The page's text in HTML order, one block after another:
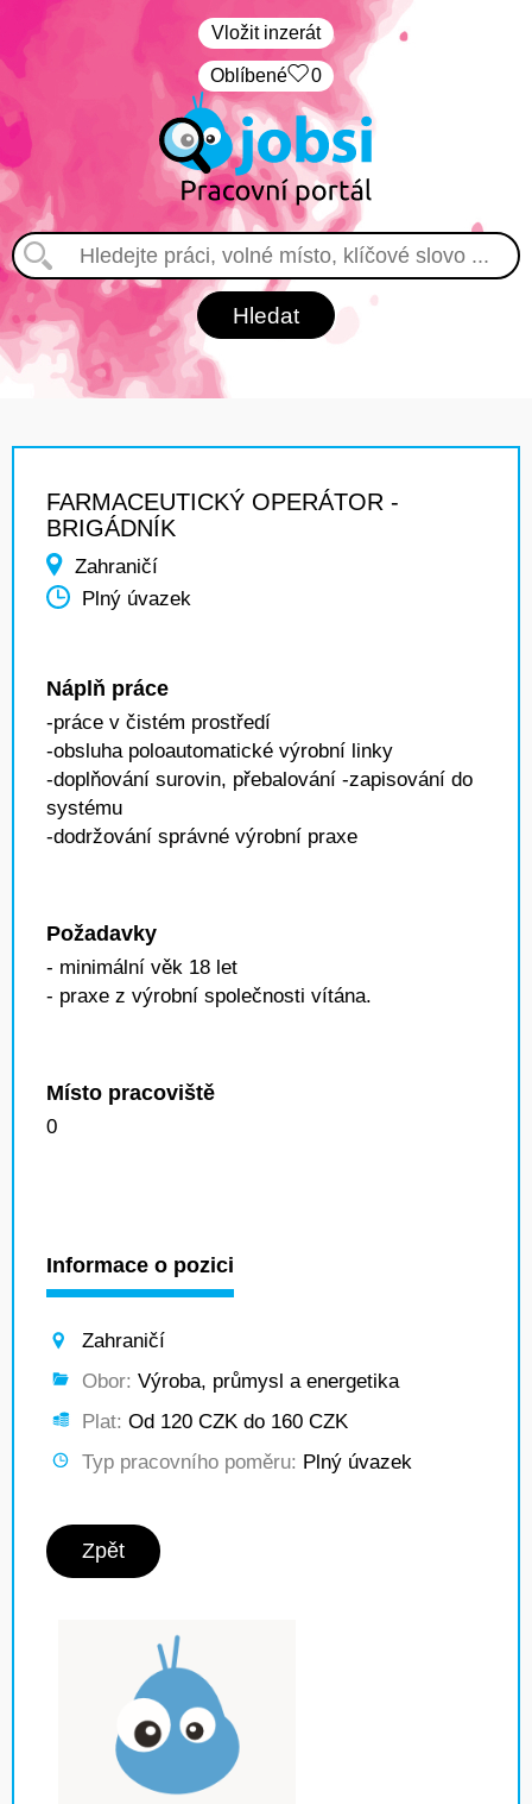
Vložit inzerát
Oblíbené 0
FARMACEUTICKÝ OPERÁTOR -
BRIGÁDNÍK
Zahraničí
Plný úvazek
Náplň práce
-práce v čistém prostředí
-obsluha poloautomatické výrobní linky
-doplňování surovin, přebalování -zapisování do
systému
-dodržování správné výrobní praxe
Požadavky
- minimální věk 18 let
- praxe z výrobní společnosti vítána.
Místo pracoviště
0
Informace o pozici
Zahraničí
Obor: Výroba, průmysl a energetika
Plat: Od 120 CZK do 160 CZK
Typ pracovního poměru: Plný úvazek
Zpět